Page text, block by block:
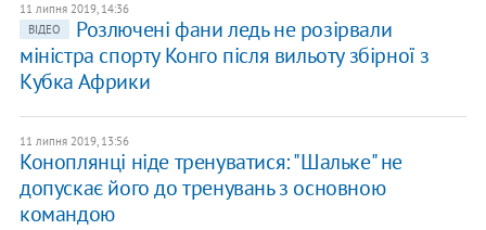
11 липня 2019, 14:36
ВІДЕО
Розлючені фани ледь не розірвали
міністра спорту Конго після вильоту збірної з
Кубка Африки
11 липня 2019, 13:56
Коноплянці ніде тренуватися: "Шальке" не
допускає його до тренувань з основною
командою